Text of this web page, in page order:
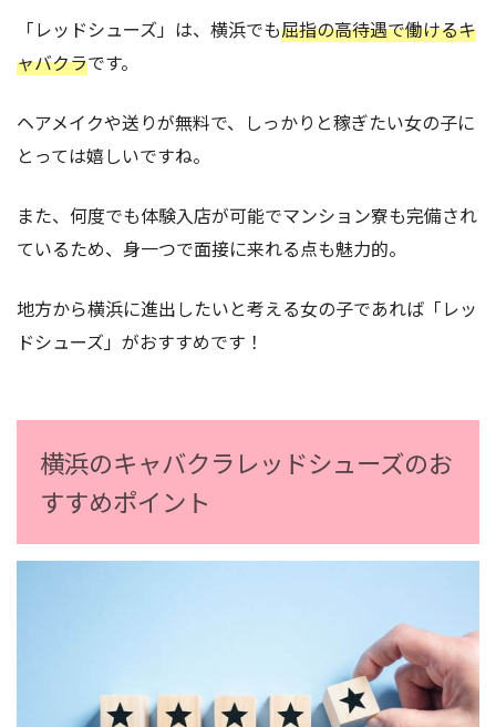
「レッドシューズ」は、横浜でも屈指の高待遇で働けるキ
ャバクラです。
ヘアメイクや送りが無料で、しっかりと稼ぎたい女の子に
とっては嬉しいですね。
また、何度でも体験入店が可能でマンション寮も完備され
ているため、身一つで面接に来れる点も魅力的。
地方から横浜に進出したいと考える女の子であれば「レッ
ドシューズ」がおすすめです！
横浜のキャバクラレッドシューズのお
すすめポイント